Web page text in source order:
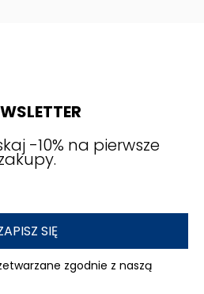
-10% na pierwsze
SIĘ
zgodnie z naszą